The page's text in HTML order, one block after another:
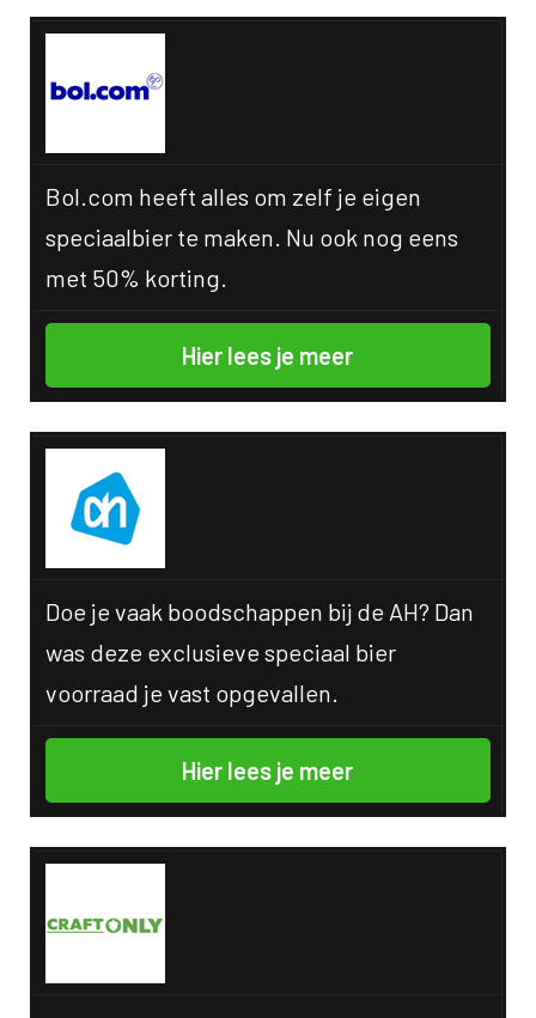
Bol.com heeft alles om zelf je eigen
speciaalbier te maken. Nu ook nog eens
met 50% korting.
Hier lees je meer
Doe je vaak boodschappen bij de AH? Dan
was deze exclusieve speciaal bier
voorraad je vast opgevallen.
Hier lees je meer